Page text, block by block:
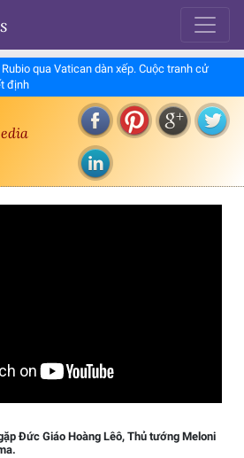
qua Vatican dàn xếp. Cuộc tranh cử
định
Đức Giáo Hoàng Lêô, Thủ tướng Meloni